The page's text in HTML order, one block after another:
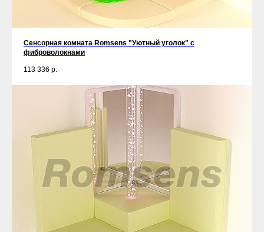
Сенсорная комната Romsens "Уютный уголок" c
фиброволокнами
113 336 р.